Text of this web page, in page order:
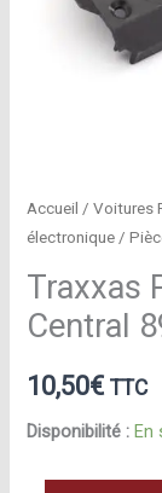
Accueil /Voitures
électronique /
Traxxas
Central
10,50€ TTC
Disponibilité : En